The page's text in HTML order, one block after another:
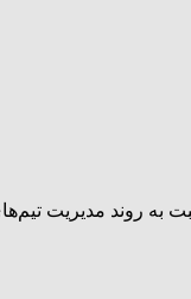
روند مدیریت تیم‌های